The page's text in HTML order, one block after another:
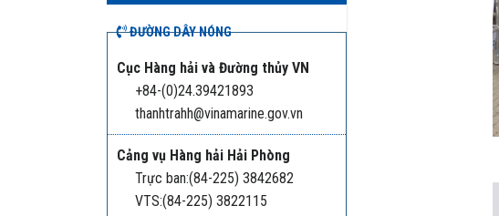
ĐƯỜNG DÂY NÓNG
Cục Hàng hải và Đường thủy VN
+84-(0)24.39421893
thanhtrahh@vinamarine.gov.vn
Cảng vụ Hàng hải Hải Phòng
Trực ban:(84-225) 3842682
VTS:(84-225) 3822115